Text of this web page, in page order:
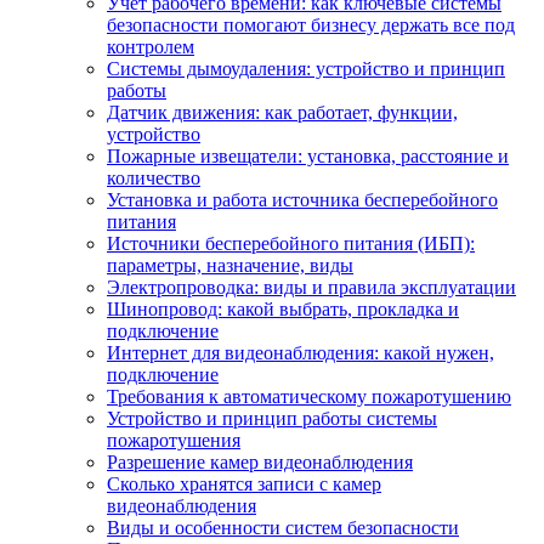
безопасности помогают бизнесу держать все под
контролем
Системы дымоудаления: устройство и принцип
работы
Датчик движения: как работает, функции,
устройство
Пожарные извещатели: установка, расстояние и
количество
Установка и работа источника бесперебойного
питания
Источники бесперебойного питания (ИБП):
параметры, назначение, виды
Электропроводка: виды и правила эксплуатации
Шинопровод: какой выбрать, прокладка и
подключение
Интернет для видеонаблюдения: какой нужен,
подключение
Требования к автоматическому пожаротушению
Устройство и принцип работы системы
пожаротушения
Разрешение камер видеонаблюдения
Сколько хранятся записи с камер
видеонаблюдения
Виды и особенности систем безопасности